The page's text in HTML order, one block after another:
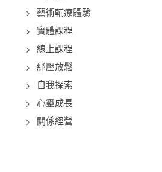
藝術輔療體驗
實體課程
線上課程
紓壓放鬆
自我探索
心靈成長
關係經營